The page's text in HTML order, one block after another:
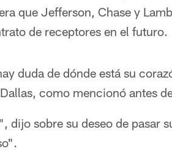
que Jefferson, Chase y
de receptores en el futuro.
duda de dónde está su
como mencionó antes
dijo sobre su deseo de pasar